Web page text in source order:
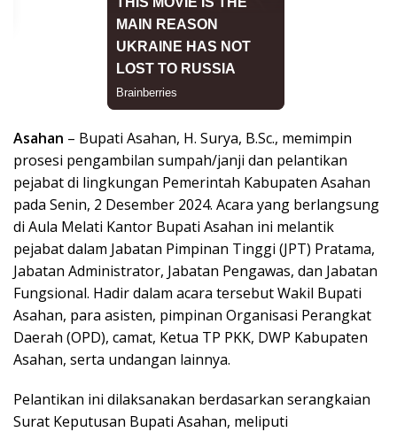
Asahan – Bupati Asahan, H. Surya, B.Sc., memimpin
prosesi pengambilan sumpah/janji dan pelantikan
pejabat di lingkungan Pemerintah Kabupaten Asahan
pada Senin, 2 Desember 2024. Acara yang berlangsung
di Aula Melati Kantor Bupati Asahan ini melantik
pejabat dalam Jabatan Pimpinan Tinggi (JPT) Pratama,
Jabatan Administrator, Jabatan Pengawas, dan Jabatan
Fungsional. Hadir dalam acara tersebut Wakil Bupati
Asahan, para asisten, pimpinan Organisasi Perangkat
Daerah (OPD), camat, Ketua TP PKK, DWP Kabupaten
Asahan, serta undangan lainnya.
Pelantikan ini dilaksanakan berdasarkan serangkaian
Surat Keputusan Bupati Asahan, meliputi